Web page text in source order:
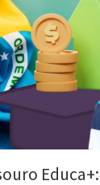
de um
O
para pessoas
custear os
Educa+ é um título
Preços ao
[…]
Educa+: